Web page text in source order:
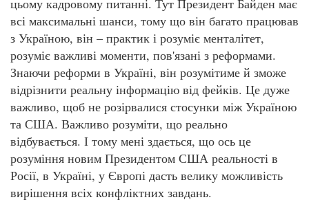
цьому кадровому питанні. Тут Президент Байден має
всі максимальні шанси, тому що він багато працював
з Україною, він – практик і розуміє менталітет,
розуміє важливі моменти, пов'язані з реформами.
Знаючи реформи в Україні, він розумітиме й зможе
відрізнити реальну інформацію від фейків. Це дуже
важливо, щоб не розірвалися стосунки між Україною
та США. Важливо розуміти, що реально
відбувається. І тому мені здається, що ось це
розуміння новим Президентом США реальності в
Росії, в Україні, у Європі дасть велику можливість
вирішення всіх конфліктних завдань.